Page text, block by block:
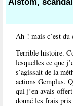
Ah ! mais c’est
Terrible histoire.
lesquelles ce que
s’agissait de la
actions Gemplus.
qui j’en avais
donné les frais